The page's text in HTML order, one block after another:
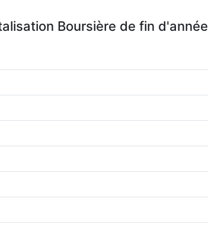
Boursière de fin d'année